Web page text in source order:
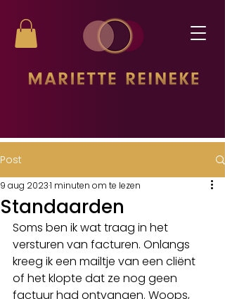
Post
Standaarden
9 aug 20231 minuten om te lezen
Soms ben ik wat traag in het
versturen van facturen. Onlangs
kreeg ik een mailtje van een cliënt
of het klopte dat ze nog geen
factuur had ontvangen. Woops,